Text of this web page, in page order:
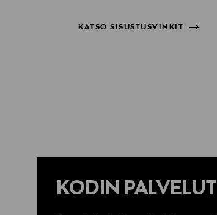
KATSO SISUSTUSVINKIT
KODIN PALVELUT